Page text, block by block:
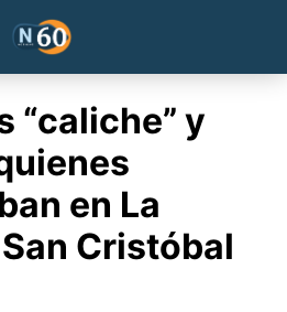
“caliche” y
en La
Cristóbal